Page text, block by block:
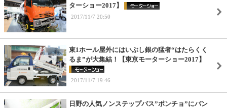
ターショー2017】
2017/11/7 20:50
東1ホール屋外にはいぶし銀の猛者“はたらくく
るま”が大集結！【東京モーターショー2017】
2017/11/7 19:46
日野の人気ノンステップバス”ポンチョ”にパン